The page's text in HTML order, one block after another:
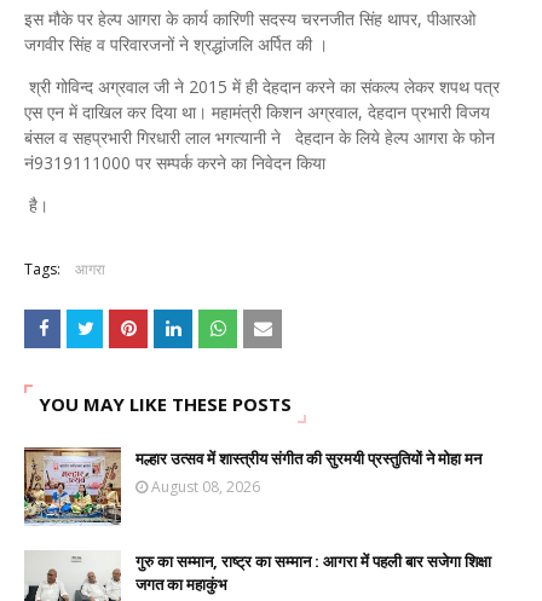
इस मौके पर हेल्प आगरा के कार्य कारिणी सदस्य चरनजीत सिंह थापर, पीआरओ
जगवीर सिंह व परिवारजनों ने श्रद्धांजलि अर्पित की ।
श्री गोविन्द अग्रवाल जी ने 2015 में ही देहदान करने का संकल्प लेकर शपथ पत्र
एस एन में दाखिल कर दिया था। महामंत्री किशन अग्रवाल, देहदान प्रभारी विजय
बंसल व सहप्रभारी गिरधारी लाल भगत्यानी ने देहदान के लिये हेल्प आगरा के फोन
नं9319111000 पर सम्पर्क करने का निवेदन किया
है।
Tags: आगरा
YOU MAY LIKE THESE POSTS
मल्हार उत्सव में शास्त्रीय संगीत की सुरमयी प्रस्तुतियों ने मोहा मन
August 08, 2026
गुरु का सम्मान, राष्ट्र का सम्मान : आगरा में पहली बार सजेगा शिक्षा
जगत का महाकुंभ